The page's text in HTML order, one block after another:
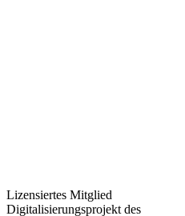
Lizensiertes Mitglied
Digitalisierungsprojekt des